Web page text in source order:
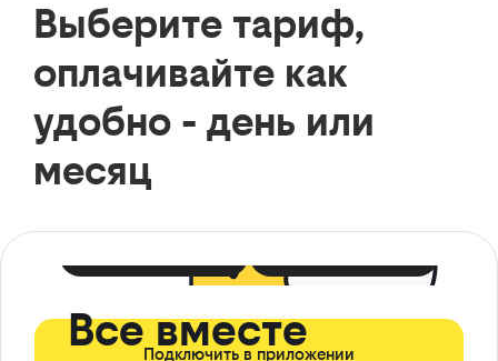
Выберите тариф,
оплачивайте как
удобно - день или
месяц
Все вместе
Подключить в приложении